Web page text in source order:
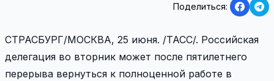
Поделиться:
СТРАСБУРГ/МОСКВА, 25 июня. /ТАСС/. Российская
делегация во вторник может после пятилетнего
перерыва вернуться к полноценной работе в